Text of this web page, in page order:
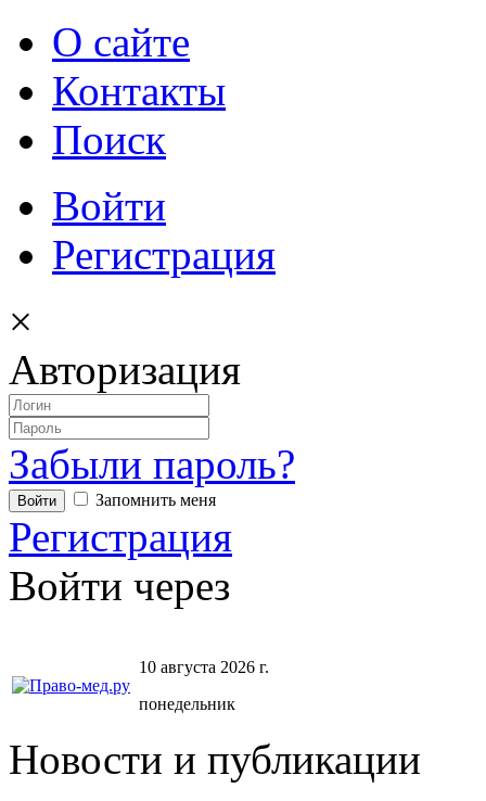
О сайте
Контакты
Поиск
Войти
Регистрация
×
Авторизация
Забыли пароль?
Запомнить меня
Регистрация
Войти через
10 августа 2026 г.
понедельник
Новости и публикации